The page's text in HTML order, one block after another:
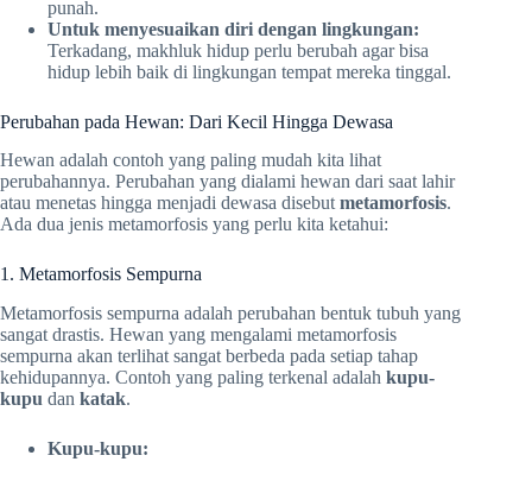
punah.
Untuk menyesuaikan diri dengan lingkungan:
Terkadang, makhluk hidup perlu berubah agar bisa
hidup lebih baik di lingkungan tempat mereka tinggal.
Perubahan pada Hewan: Dari Kecil Hingga Dewasa
Hewan adalah contoh yang paling mudah kita lihat
perubahannya. Perubahan yang dialami hewan dari saat lahir
atau menetas hingga menjadi dewasa disebut metamorfosis.
Ada dua jenis metamorfosis yang perlu kita ketahui:
1. Metamorfosis Sempurna
Metamorfosis sempurna adalah perubahan bentuk tubuh yang
sangat drastis. Hewan yang mengalami metamorfosis
sempurna akan terlihat sangat berbeda pada setiap tahap
kehidupannya. Contoh yang paling terkenal adalah kupu-
kupu dan katak.
Kupu-kupu: